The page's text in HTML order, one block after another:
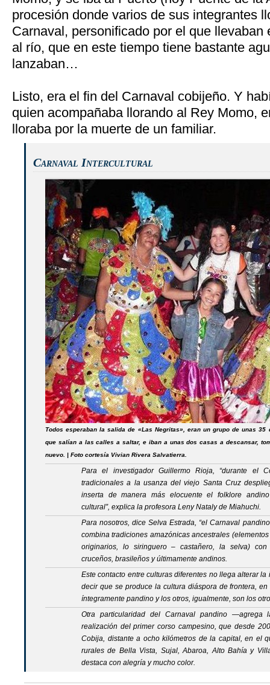
procesión donde varios de sus integrantes
Carnaval, personificado por el que llevaban
al río, que en este tiempo tiene bastante
lanzaban…
Listo, era el fin del Carnaval cobijeño. Y
quien acompañaba llorando al Rey Momo,
lloraba por la muerte de un familiar.
Carnaval Intercultural
Todos esperaban la salida de «Las Negritas», eran un grupo de unas
que salían a las calles a saltar, e iban a unas dos casas a descansar,
nuevo. | Foto cortesía Vivian Rivera Salvatierra.
Para el investigador Guillermo Rioja, “durante el
tradicionales a la usanza del viejo Santa Cruz
inserta de manera más elocuente el folklore
cultural”, explica la profesora Leny Nataly de Miahuchi.
Para nosotros, dice Selva Estrada, “el Carnaval
combina tradiciones amazónicas ancestrales
originarios, lo siringuero – castañero, la selva)
cruceños, brasileños y últimamente andinos.
Este contacto entre culturas diferentes no llega alterar
decir que se produce la cultura diáspora de frontera,
íntegramente pandino y los otros, igualmente, son los
Otra particularidad del Carnaval pandino
realización del primer corso campesino, que desde
Cobija, distante a ocho kilómetros de la capital, en el
rurales de Bella Vista, Sujal, Abaroa, Alto Bahía y
destaca con alegría y mucho color.